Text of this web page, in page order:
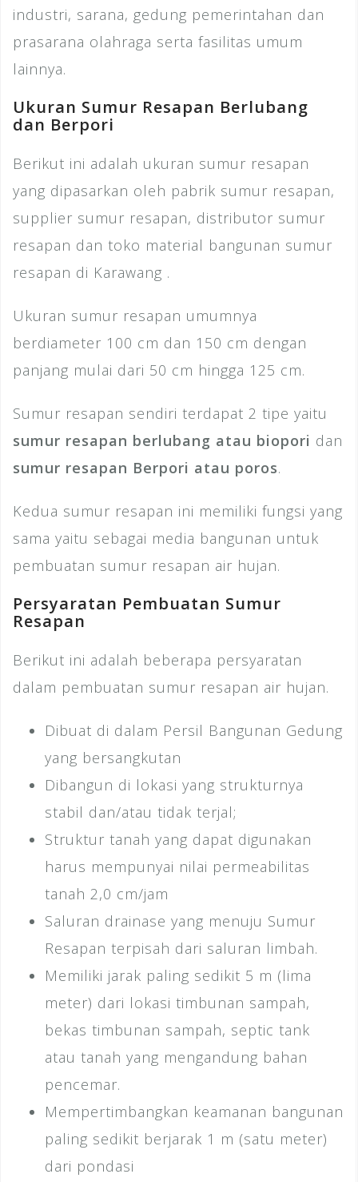
industri, sarana, gedung pemerintahan dan
prasarana olahraga serta fasilitas umum
lainnya.
Ukuran Sumur Resapan Berlubang
dan Berpori
Berikut ini adalah ukuran sumur resapan
yang dipasarkan oleh pabrik sumur resapan,
supplier sumur resapan, distributor sumur
resapan dan toko material bangunan sumur
resapan di Karawang .
Ukuran sumur resapan umumnya
berdiameter 100 cm dan 150 cm dengan
panjang mulai dari 50 cm hingga 125 cm.
Sumur resapan sendiri terdapat 2 tipe yaitu
sumur resapan berlubang atau biopori dan
sumur resapan Berpori atau poros.
Kedua sumur resapan ini memiliki fungsi yang
sama yaitu sebagai media bangunan untuk
pembuatan sumur resapan air hujan.
Persyaratan Pembuatan Sumur
Resapan
Berikut ini adalah beberapa persyaratan
dalam pembuatan sumur resapan air hujan.
Dibuat di dalam Persil Bangunan Gedung
yang bersangkutan
Dibangun di lokasi yang strukturnya
stabil dan/atau tidak terjal;
Struktur tanah yang dapat digunakan
harus mempunyai nilai permeabilitas
tanah 2,0 cm/jam
Saluran drainase yang menuju Sumur
Resapan terpisah dari saluran limbah.
Memiliki jarak paling sedikit 5 m (lima
meter) dari lokasi timbunan sampah,
bekas timbunan sampah, septic tank
atau tanah yang mengandung bahan
pencemar.
Mempertimbangkan keamanan bangunan
paling sedikit berjarak 1 m (satu meter)
dari pondasi